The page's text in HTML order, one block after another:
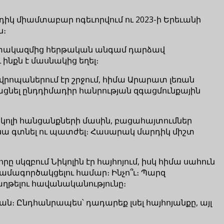
միամտաբար ոգեւորվում ու 2023-ի Երեւանի
հերթական անգամ դարձավ
է մասնակից եղել։
էր շրջում, հիմա Արարատ լեռան
ընդդիմադիր հանրության զգացմունքային
հանցանքների մասին, բացահայտումներ
գտնել ու պատժել։ Հասարակ մարդիկ միշտ
սկզբում Նիկոլին էր հայհոյում, իսկ հիմա սահուն
համար։ Ինչո՞ւ։ Պարզ
հավանականությունը։
Ընդհանրապես՝ դադարեք լսել հայհոյանքը, այլ